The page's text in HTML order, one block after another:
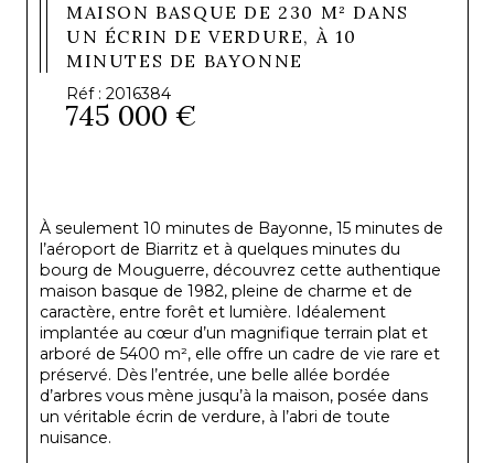
MAISON BASQUE DE 230 M² DANS
UN ÉCRIN DE VERDURE, À 10
MINUTES DE BAYONNE
Réf : 2016384
745 000 €
À seulement 10 minutes de Bayonne, 15 minutes de
l’aéroport de Biarritz et à quelques minutes du
bourg de Mouguerre, découvrez cette authentique
maison basque de 1982, pleine de charme et de
caractère, entre forêt et lumière. Idéalement
implantée au cœur d’un magnifique terrain plat et
arboré de 5400 m², elle offre un cadre de vie rare et
préservé. Dès l’entrée, une belle allée bordée
d’arbres vous mène jusqu’à la maison, posée dans
un véritable écrin de verdure, à l’abri de toute
nuisance.